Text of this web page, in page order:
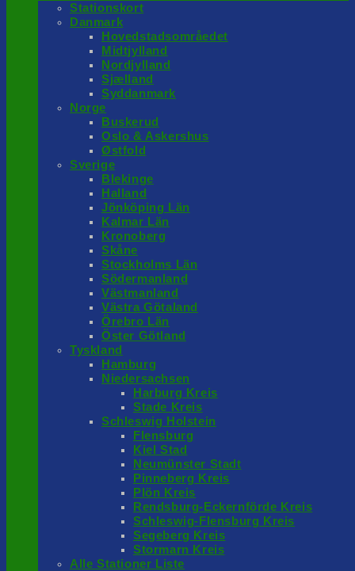
Stationskort
Danmark
Hovedstadsområedet
Midtjylland
Nordjylland
Sjælland
Syddanmark
Norge
Buskerud
Oslo & Askershus
Østfold
Sverige
Blekinge
Halland
Jönköping Län
Kalmar Län
Kronoberg
Skåne
Stockholms Län
Södermanland
Västmanland
Västra Götaland
Örebro Län
Öster Götland
Tyskland
Hamburg
Niedersachsen
Harburg Kreis
Stade Kreis
Schleswig Holstein
Flensburg
Kiel Stad
Neumünster Stadt
Pinneberg Kreis
Plön Kreis
Rendsburg-Eckernförde Kreis
Schleswig-Flensburg Kreis
Segeberg Kreis
Stormarn Kreis
Alle Stationer Liste